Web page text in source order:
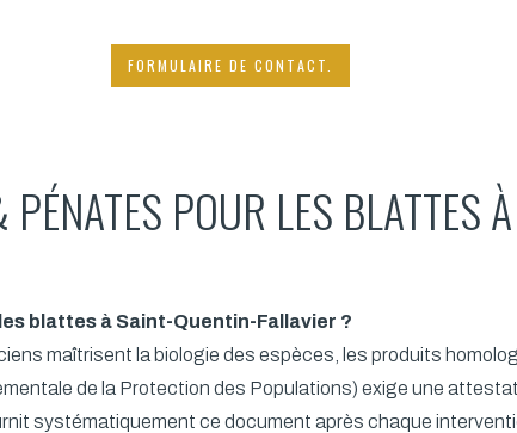
FORMULAIRE DE CONTACT.
POUR LES BLATTES
blattes à Saint-Quentin-Fallavier ?
maîtrisent la biologie des espèces, les produits
de la Protection des Populations) exige une
systématiquement ce document après chaque